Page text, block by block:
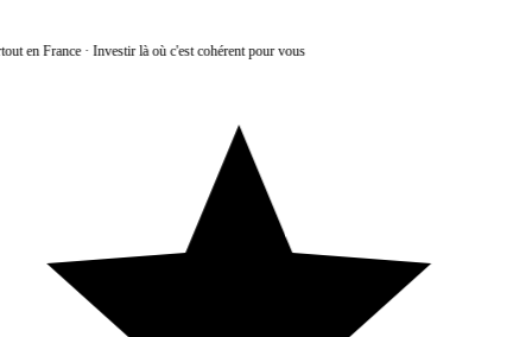
en France·Investir là où c'est cohérent pour vous